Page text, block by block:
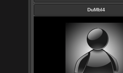
DuMbI4